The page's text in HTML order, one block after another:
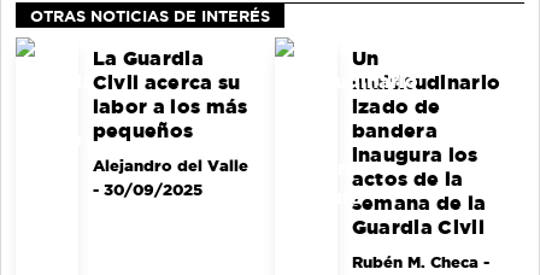
OTRAS NOTICIAS DE INTERÉS
La Guardia
Civil acerca su
labor a los más
pequeños
Alejandro del Valle
- 30/09/2025
Un
multitudinario
izado de
bandera
inaugura los
actos de la
semana de la
Guardia Civil
Rubén M. Checa-